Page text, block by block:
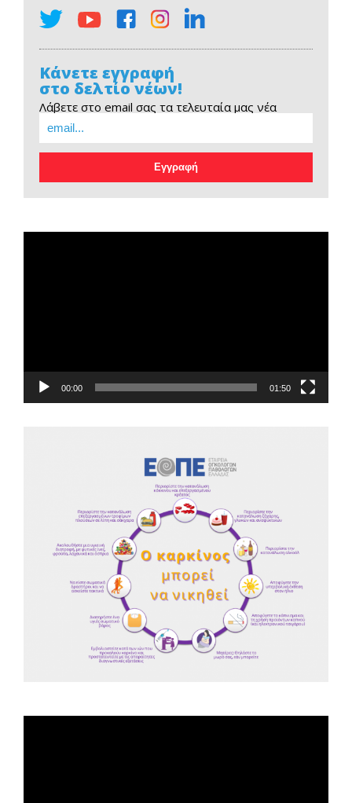
Κάνετε εγγραφή
στο δελτίο νέων!
Λάβετε στο email σας τα τελευταία μας νέα
00:00 01:50